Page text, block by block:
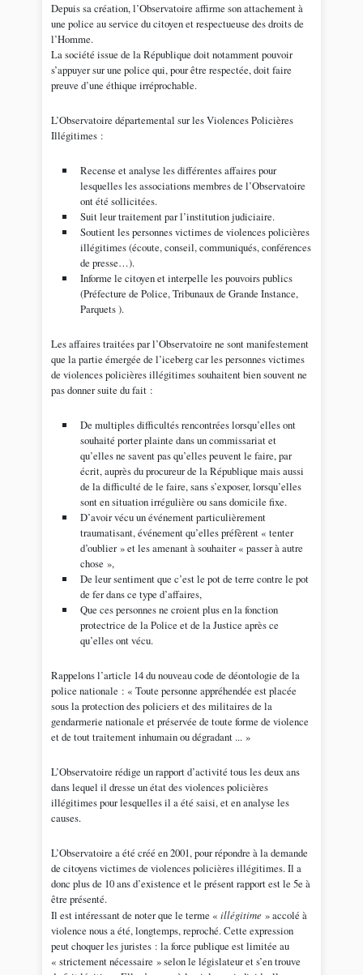
Depuis sa création, l’Observatoire affirme son attachement à
une police au service du citoyen et respectueuse des droits de
l’Homme.
La société issue de la République doit notamment pouvoir
s’appuyer sur une police qui, pour être respectée, doit faire
preuve d’une éthique irréprochable.
L’Observatoire départemental sur les Violences Policières
Illégitimes :
Recense et analyse les différentes affaires pour
lesquelles les associations membres de l’Observatoire
ont été sollicitées.
Suit leur traitement par l’institution judiciaire.
Soutient les personnes victimes de violences policières
illégitimes (écoute, conseil, communiqués, conférences
de presse…).
Informe le citoyen et interpelle les pouvoirs publics
(Préfecture de Police, Tribunaux de Grande Instance,
Parquets ).
Les affaires traitées par l’Observatoire ne sont manifestement
que la partie émergée de l’iceberg car les personnes victimes
de violences policières illégitimes souhaitent bien souvent ne
pas donner suite du fait :
De multiples difficultés rencontrées lorsqu’elles ont
souhaité porter plainte dans un commissariat et
qu’elles ne savent pas qu’elles peuvent le faire, par
écrit, auprès du procureur de la République mais aussi
de la difficulté de le faire, sans s’exposer, lorsqu’elles
sont en situation irrégulière ou sans domicile fixe.
D’avoir vécu un événement particulièrement
traumatisant, événement qu’elles préfèrent « tenter
d’oublier » et les amenant à souhaiter « passer à autre
chose »,
De leur sentiment que c’est le pot de terre contre le pot
de fer dans ce type d’affaires,
Que ces personnes ne croient plus en la fonction
protectrice de la Police et de la Justice après ce
qu’elles ont vécu.
Rappelons l’article 14 du nouveau code de déontologie de la
police nationale : « Toute personne appréhendée est placée
sous la protection des policiers et des militaires de la
gendarmerie nationale et préservée de toute forme de violence
et de tout traitement inhumain ou dégradant ... »
L’Observatoire rédige un rapport d’activité tous les deux ans
dans lequel il dresse un état des violences policières
illégitimes pour lesquelles il a été saisi, et en analyse les
causes.
L’Observatoire a été créé en 2001, pour répondre à la demande
de citoyens victimes de violences policières illégitimes. Il a
donc plus de 10 ans d’existence et le présent rapport est le 5e à
être présenté.
Il est intéressant de noter que le terme « illégitime» accolé à
violence nous a été, longtemps, reproché. Cette expression
peut choquer les juristes : la force publique est limitée au
« strictement nécessaire » selon le législateur et s’en trouve